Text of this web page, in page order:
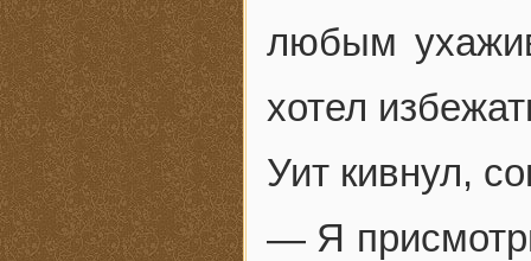
любым
хотел
Уит кивнул,
— Я